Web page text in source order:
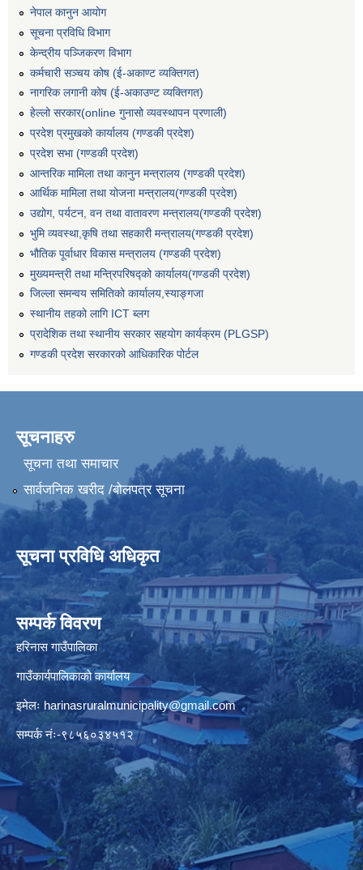
नेपाल कानुन आयोग
सूचना प्रविधि विभाग
केन्द्रीय पञ्जिकरण विभाग
कर्मचारी सञ्‍चय कोष (ई‍-अकाण्ट व्यक्तिगत)
नागरिक लगानी कोष (ई-अकाउण्ट व्यक्तिगत)
हेल्लो सरकार(online गुनासो व्यवस्थापन प्रणाली)
प्रदेश प्रमुखको कार्यालय (गण्डकी प्रदेश)
प्रदेश सभा (गण्डकी प्रदेश)
आन्तरिक मामिला तथा कानुन मन्त्रालय (गण्डकी प्रदेश)
आर्थिक मामिला तथा योजना मन्त्रालय(गण्डकी प्रदेश)
उद्योग, पर्यटन, वन तथा वातावरण मन्त्रालय(गण्डकी प्रदेश)
भुमि व्यवस्था,कृषि तथा सहकारी मन्त्रालय(गण्डकी प्रदेश)
भौतिक पूर्वाधार विकास मन्त्रालय (गण्डकी प्रदेश)
मुख्यमन्त्री तथा मन्त्रिपरिषद्को कार्यालय(गण्डकी प्रदेश)
जिल्ला समन्वय समितिको कार्यालय,स्याङ्गजा
स्थानीय तहको लागि ICT ब्लग
प्रादेशिक तथा स्थानीय सरकार सहयोग कार्यक्रम (PLGSP)
गण्डकी प्रदेश सरकारको आधिकारिक पोर्टल
सूचनाहरु
सूचना तथा समाचार
सार्वजनिक खरीद /बोलपत्र सूचना
सूचना प्रविधि अधिकृत
सम्पर्क विवरण
हरिनास गाउँपालिका
गाउँकार्यपालिकाको कार्यालय
इमेलः harinasruralmunicipality@gmail.com
सम्पर्क नंः-९८५६०३४५१२